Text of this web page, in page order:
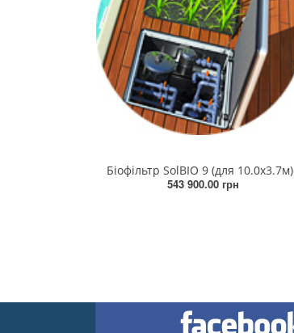
Біофільтр SolBIO 9 (для 10.0х3.7м)
543 900.00 грн